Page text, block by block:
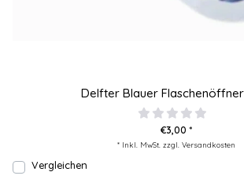
Delfter Blauer
€3,00 *
* Inkl. MwSt. zzgl. Versandkosten
Vergleichen